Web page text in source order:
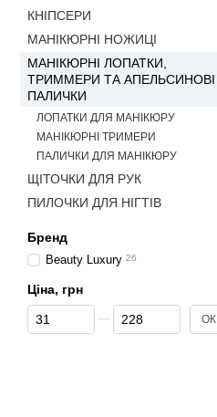
КНІПСЕРИ
МАНІКЮРНІ НОЖИЦІ
МАНІКЮРНІ ЛОПАТКИ,
ТРИММЕРИ ТА АПЕЛЬСИНОВІ
ПАЛИЧКИ
ЛОПАТКИ ДЛЯ МАНІКЮРУ
МАНІКЮРНІ ТРИМЕРИ
ПАЛИЧКИ ДЛЯ МАНІКЮРУ
ЩІТОЧКИ ДЛЯ РУК
ПИЛОЧКИ ДЛЯ НІГТІВ
Бренд
Beauty Luxury 26
Ціна, грн
Від Ціна, грн
До Ціна, грн ОК